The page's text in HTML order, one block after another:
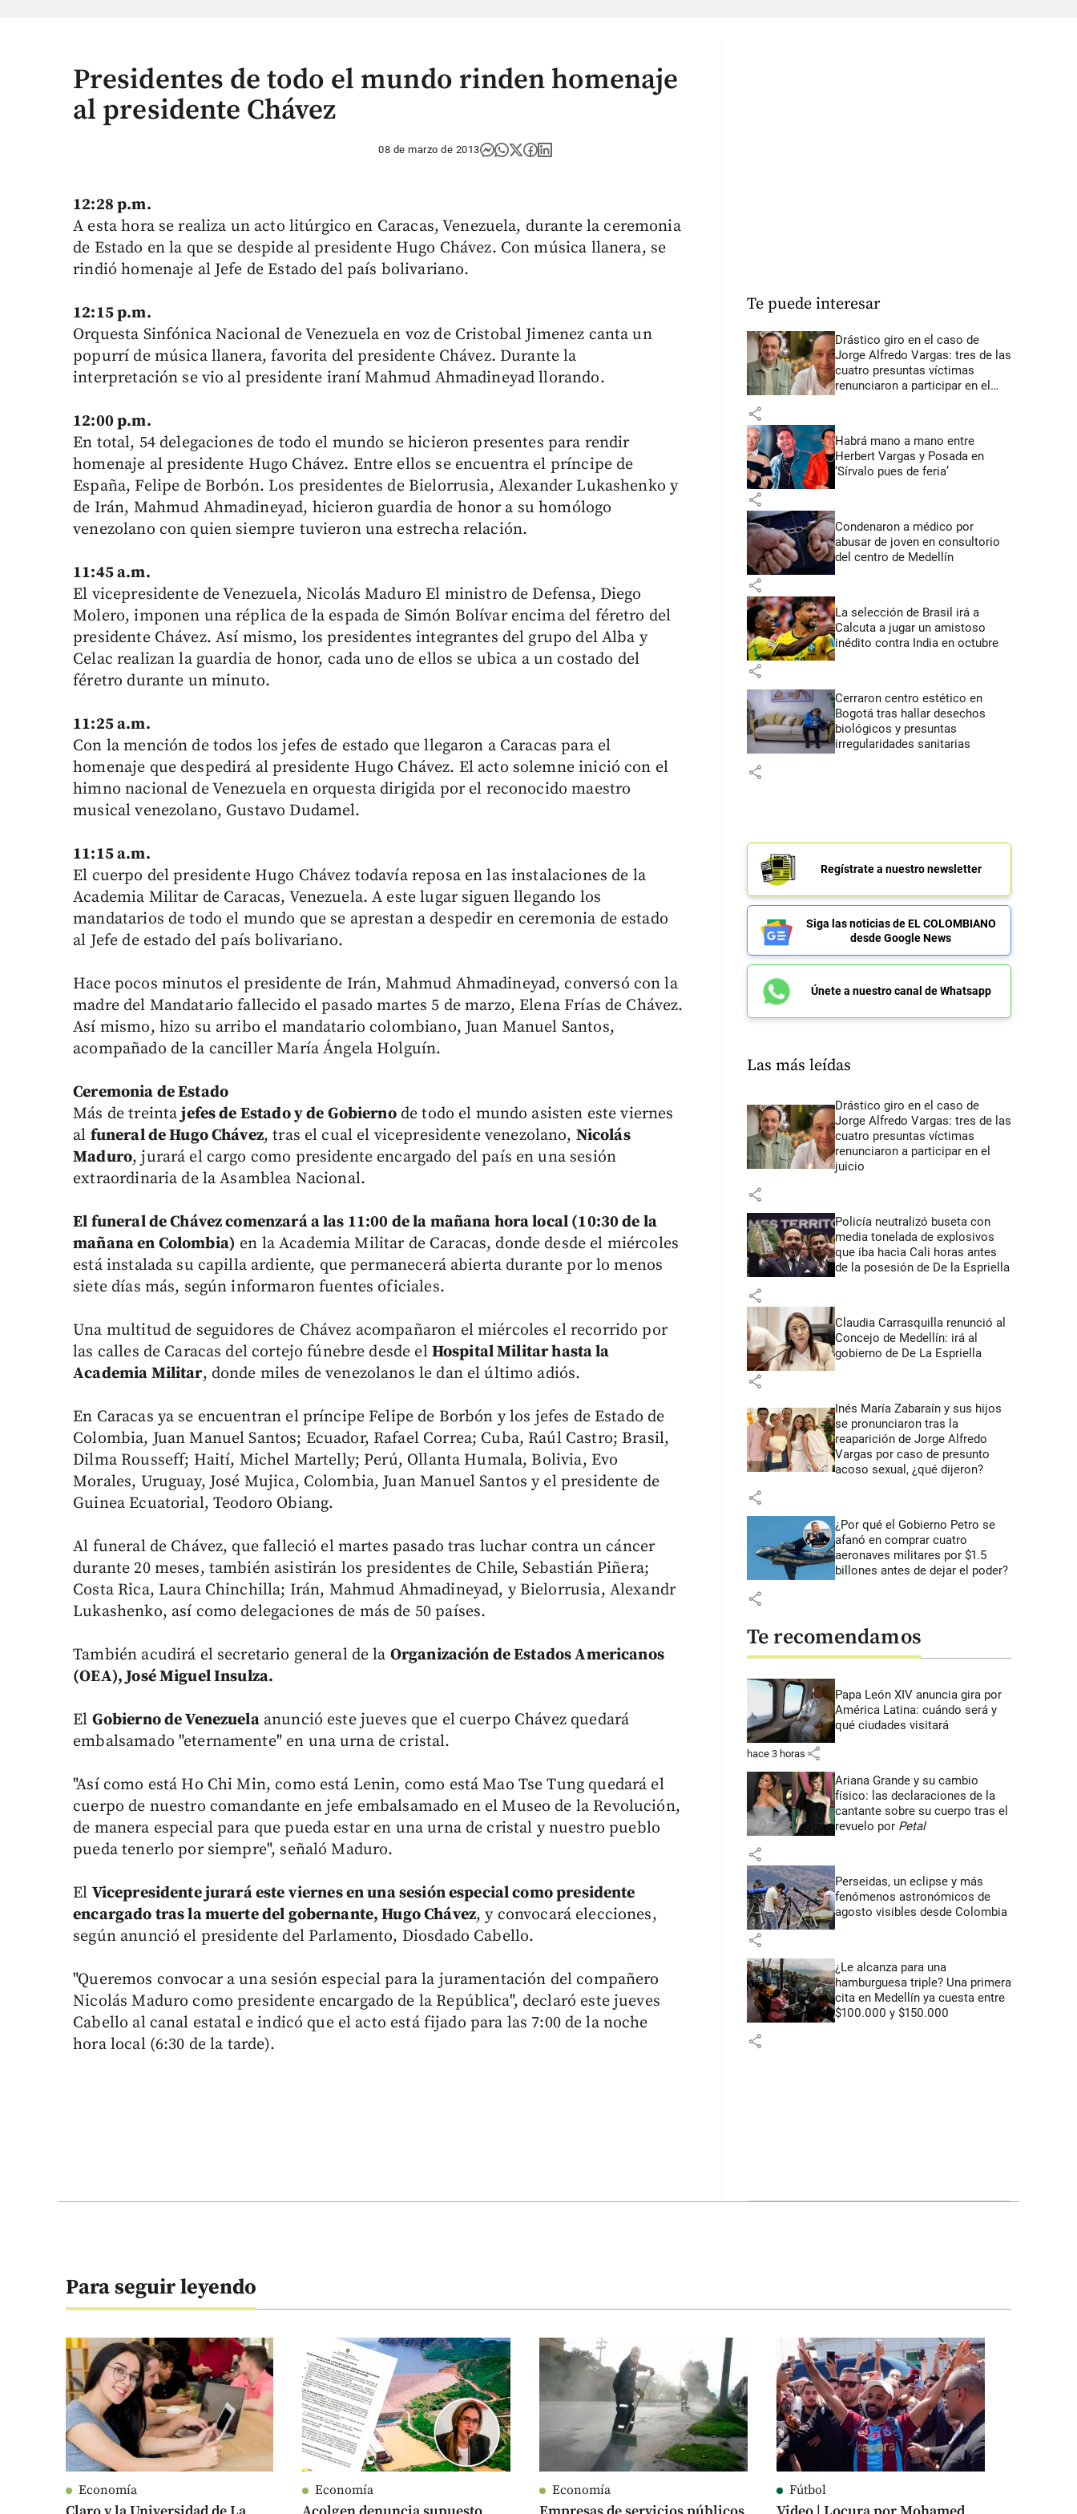
Presidentes de todo el mundo rinden homenaje
al presidente Chávez
08 de marzo de 2013
12:28 p.m.
A esta hora se realiza un acto litúrgico en Caracas, Venezuela, durante la ceremonia
de Estado en la que se despide al presidente Hugo Chávez. Con música llanera, se
rindió homenaje al Jefe de Estado del país bolivariano.
12:15 p.m.
Orquesta Sinfónica Nacional de Venezuela en voz de Cristobal Jimenez canta un
popurrí de música llanera, favorita del presidente Chávez. Durante la
interpretación se vio al presidente iraní Mahmud Ahmadineyad llorando.
12:00 p.m.
En total, 54 delegaciones de todo el mundo se hicieron presentes para rendir
homenaje al presidente Hugo Chávez. Entre ellos se encuentra el príncipe de
España, Felipe de Borbón. Los presidentes de Bielorrusia, Alexander Lukashenko y
de Irán, Mahmud Ahmadineyad, hicieron guardia de honor a su homólogo
venezolano con quien siempre tuvieron una estrecha relación.
11:45 a.m.
El vicepresidente de Venezuela, Nicolás Maduro El ministro de Defensa, Diego
Molero, imponen una réplica de la espada de Simón Bolívar encima del féretro del
presidente Chávez. Así mismo, los presidentes integrantes del grupo del Alba y
Celac realizan la guardia de honor, cada uno de ellos se ubica a un costado del
féretro durante un minuto.
11:25 a.m.
Con la mención de todos los jefes de estado que llegaron a Caracas para el
homenaje que despedirá al presidente Hugo Chávez. El acto solemne inició con el
himno nacional de Venezuela en orquesta dirigida por el reconocido maestro
musical venezolano, Gustavo Dudamel.
11:15 a.m.
El cuerpo del presidente Hugo Chávez todavía reposa en las instalaciones de la
Academia Militar de Caracas, Venezuela. A este lugar siguen llegando los
mandatarios de todo el mundo que se aprestan a despedir en ceremonia de estado
al Jefe de estado del país bolivariano.
Hace pocos minutos el presidente de Irán, Mahmud Ahmadineyad, conversó con la
madre del Mandatario fallecido el pasado martes 5 de marzo, Elena Frías de Chávez.
Así mismo, hizo su arribo el mandatario colombiano, Juan Manuel Santos,
acompañado de la canciller María Ángela Holguín.
Ceremonia de Estado
Más de treintajefes de Estado y de Gobiernode todo el mundo asisten este viernes
al funeral de Hugo Chávez, tras el cual el vicepresidente venezolano, Nicolás
Maduro, jurará el cargo como presidente encargado del país en una sesión
extraordinaria de la Asamblea Nacional.
El funeral de Chávez comenzará a las 11:00 de la mañana hora local (10:30 de la
mañana en Colombia) en la Academia Militar de Caracas, donde desde el miércoles
está instalada su capilla ardiente, que permanecerá abierta durante por lo menos
siete días más, según informaron fuentes oficiales.
Una multitud de seguidores de Chávez acompañaron el miércoles el recorrido por
las calles de Caracas del cortejo fúnebre desde el Hospital Militar hasta la
Academia Militar, donde miles de venezolanos le dan el último adiós.
En Caracas ya se encuentran el príncipe Felipe de Borbón y los jefes de Estado de
Colombia, Juan Manuel Santos; Ecuador, Rafael Correa; Cuba, Raúl Castro; Brasil,
Dilma Rousseff; Haití, Michel Martelly; Perú, Ollanta Humala, Bolivia, Evo
Morales, Uruguay, José Mujica, Colombia, Juan Manuel Santos y el presidente de
Guinea Ecuatorial, Teodoro Obiang.
Al funeral de Chávez, que falleció el martes pasado tras luchar contra un cáncer
durante 20 meses, también asistirán los presidentes de Chile, Sebastián Piñera;
Costa Rica, Laura Chinchilla; Irán, Mahmud Ahmadineyad, y Bielorrusia, Alexandr
Lukashenko, así como delegaciones de más de 50 países.
También acudirá el secretario general de la Organización de Estados Americanos
(OEA), José Miguel Insulza.
El Gobierno de Venezuelaanunció este jueves que el cuerpo Chávez quedará
embalsamado "eternamente" en una urna de cristal.
"Así como está Ho Chi Min, como está Lenin, como está Mao Tse Tung quedará el
cuerpo de nuestro comandante en jefe embalsamado en el Museo de la Revolución,
de manera especial para que pueda estar en una urna de cristal y nuestro pueblo
pueda tenerlo por siempre", señaló Maduro.
El Vicepresidente jurará este viernes en una sesión especial como presidente
encargado tras la muerte del gobernante, Hugo Chávez, y convocará elecciones,
según anunció el presidente del Parlamento, Diosdado Cabello.
"Queremos convocar a una sesión especial para la juramentación del compañero
Nicolás Maduro como presidente encargado de la República", declaró este jueves
Cabello al canal estatal e indicó que el acto está fijado para las 7:00 de la noche
hora local (6:30 de la tarde).
Te puede interesar
Drástico giro en el caso de
Jorge Alfredo Vargas: tres de las
cuatro presuntas víctimas
renunciaron a participar en el
share
Habrá mano a mano entre
Herbert Vargas y Posada en
‘Sírvalo pues de feria’
share
Condenaron a médico por
abusar de joven en consultorio
del centro de Medellín
share
La selección de Brasil irá a
Calcuta a jugar un amistoso
inédito contra India en octubre
share
Cerraron centro estético en
Bogotá tras hallar desechos
biológicos y presuntas
irregularidades sanitarias
share
Regístrate a nuestro newsletter
Siga las noticias de EL COLOMBIANO
desde Google News
Únete a nuestro canal de Whatsapp
Las más leídas
Drástico giro en el caso de
Jorge Alfredo Vargas: tres de las
cuatro presuntas víctimas
renunciaron a participar en el
juicio
share
Policía neutralizó buseta con
media tonelada de explosivos
que iba hacia Cali horas antes
de la posesión de De la Espriella
share
Claudia Carrasquilla renunció al
Concejo de Medellín: irá al
gobierno de De La Espriella
share
Inés María Zabaraín y sus hijos
se pronunciaron tras la
reaparición de Jorge Alfredo
Vargas por caso de presunto
acoso sexual, ¿qué dijeron?
share
¿Por qué el Gobierno Petro se
afanó en comprar cuatro
aeronaves militares por $1.5
billones antes de dejar el poder?
share
Te recomendamos
Papa León XIV anuncia gira por
América Latina: cuándo será y
qué ciudades visitará
hace 3 horas share
Ariana Grande y su cambio
físico: las declaraciones de la
cantante sobre su cuerpo tras el
revuelo por Petal
share
Perseidas, un eclipse y más
fenómenos astronómicos de
agosto visibles desde Colombia
share
¿Le alcanza para una
hamburguesa triple? Una primera
cita en Medellín ya cuesta entre
$100.000 y $150.000
share
Para seguir leyendo
Economía Economía Economía Fútbol